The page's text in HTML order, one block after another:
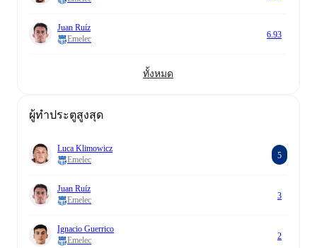
Juan Ruíz
Emelec
6.93
ทั้งหมด
ผู้ทำประตูสูงสุด
Luca Klimowicz
Emelec
5
Juan Ruíz
Emelec
3
Ignacio Guerrico
Emelec
2